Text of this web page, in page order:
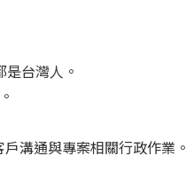
台灣人。
溝通與專案相關行政作業。